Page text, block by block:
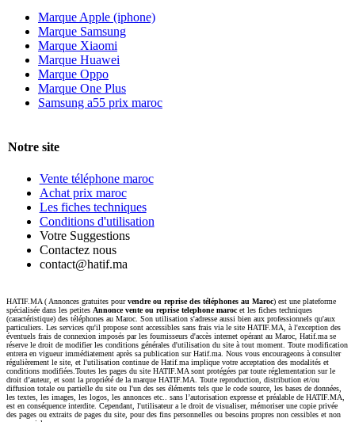
Marque Apple (iphone)
Marque Samsung
Marque Xiaomi
Marque Huawei
Marque Oppo
Marque One Plus
Samsung a55 prix maroc
Notre site
Vente téléphone maroc
Achat prix maroc
Les fiches techniques
Conditions d'utilisation
Votre Suggestions
Contactez nous
contact@hatif.ma
HATIF.MA ( Annonces gratuites pourvendre ou reprise des téléphones au Maroc) est une plateforme
spécialisée dans les petites Annonce vente ou reprise telephone maroc et les fiches techniques
(caractéristique) des téléphones au Maroc. Son utilisation s'adresse aussi bien aux professionnels qu'aux
particuliers. Les services qu'il propose sont accessibles sans frais via le site HATIF.MA, à l'exception des
éventuels frais de connexion imposés par les fournisseurs d'accès internet opérant au Maroc, Hatif.ma se
réserve le droit de modifier les conditions générales d'utilisation du site à tout moment. Toute modification
entrera en vigueur immédiatement après sa publication sur Hatif.ma. Nous vous encourageons à consulter
régulièrement le site, et l'utilisation continue de Hatif.ma implique votre acceptation des modalités et
conditions modifiées.Toutes les pages du site HATIF.MA sont protégées par toute réglementation sur le
droit d’auteur, et sont la propriété de la marque HATIF.MA. Toute reproduction, distribution et/ou
diffusion totale ou partielle du site ou l'un des ses éléments tels que le code source, les bases de données,
les textes, les images, les logos, les annonces etc.. sans l’autorisation expresse et préalable de HATIF.MA,
est en conséquence interdite. Cependant, l'utilisateur a le droit de visualiser, mémoriser une copie privée
des pages ou extraits de pages du site, pour des fins personnelles ou besoins propres non cessibles et non